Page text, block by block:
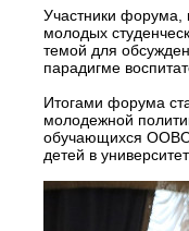
Участники форума,
молодых
темой для
парадигме
Итогами форума
молодежной
обучающихся ООВО,
детей в